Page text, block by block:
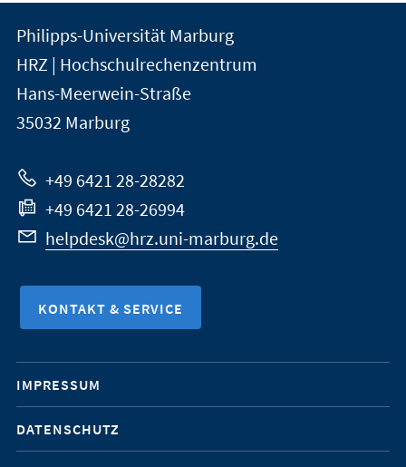
Kontakt
und
Informationen
zur
Website
der
Universität
Marburg
Philipps-Universität Marburg
HRZ | Hochschulrechenzentrum
Hans-Meerwein-Straße
35032 Marburg
+49 6421 28-28282
+49 6421 28-26994
helpdesk@hrz.uni-marburg.de
KONTAKT & SERVICE
Mobile-
Service-
Navigation
IMPRESSUM
DATENSCHUTZ